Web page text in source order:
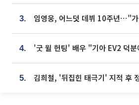
3.
4.
5.